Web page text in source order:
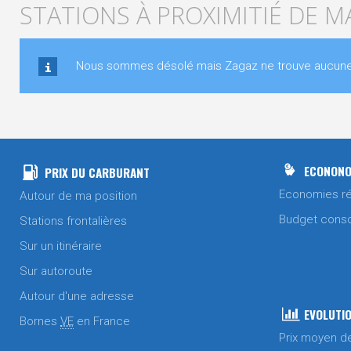
STATIONS À PROXIMITIÉ DE
Nous sommes désolé mais Zagaz ne trouve
PRIX DU CARBURANT
Autour de ma position
Stations frontalières
Sur un itinéraire
Sur autoroute
Autour d'une adresse
Bornes VE en France
Economies
Budget
Prix moyen